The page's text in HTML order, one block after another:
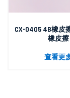
CX-0405 4B橡皮
橡皮擦
查看更